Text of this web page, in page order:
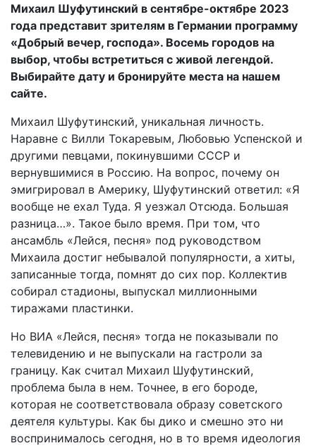
Михаил Шуфутинский в сентябре-октябре 2023
года представит зрителям в Германии программу
«Добрый вечер, господа». Восемь городов на
выбор, чтобы встретиться с живой легендой.
Выбирайте дату и бронируйте места на нашем
сайте.
Михаил Шуфутинский, уникальная личность.
Наравне с Вилли Токаревым, Любовью Успенской и
другими певцами, покинувшими СССР и
вернувшимися в Россию. На вопрос, почему он
эмигрировал в Америку, Шуфутинский ответил: «Я
вообще не ехал Туда. Я уезжал Отсюда. Большая
разница…». Такое было время. При том, что
ансамбль «Лейся, песня» под руководством
Михаила достиг небывалой популярности, а хиты,
записанные тогда, помнят до сих пор. Коллектив
собирал стадионы, выпускал миллионными
тиражами пластинки.
Но ВИА «Лейся, песня» тогда не показывали по
телевидению и не выпускали на гастроли за
границу. Как считал Михаил Шуфутинский,
проблема была в нем. Точнее, в его бороде,
которая не соответствовала образу советского
деятеля культуры. Как бы дико и смешно это ни
воспринималось сегодня, но в то время идеология